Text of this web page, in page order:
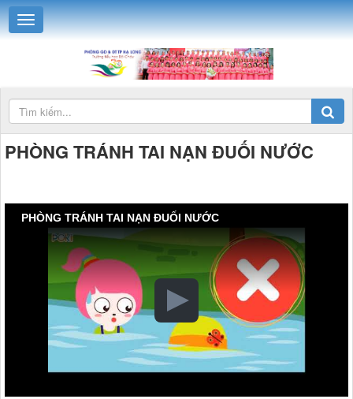
PHÒNG TRÁNH TAI NẠN ĐUỐI NƯỚC
PHÒNG TRÁNH TAI NẠN ĐUỐI NƯỚC